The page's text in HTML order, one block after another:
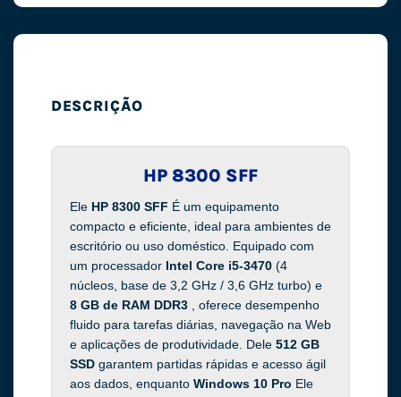
DESCRIÇÃO
HP 8300 SFF
Ele HP 8300 SFF É um equipamento
compacto e eficiente, ideal para ambientes de
escritório ou uso doméstico. Equipado com
um processador Intel Core i5-3470 (4
núcleos, base de 3,2 GHz / 3,6 GHz turbo) e
8 GB de RAM DDR3
, oferece desempenho
fluido para tarefas diárias, navegação na Web
e aplicações de produtividade. Dele 512 GB
SSD garantem partidas rápidas e acesso ágil
aos dados, enquanto Windows 10 Pro Ele